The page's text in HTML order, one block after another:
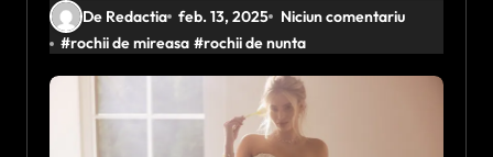
De Redactia feb. 13, 2025
Niciun comentariu
#rochii de mireasa #rochii de nunta